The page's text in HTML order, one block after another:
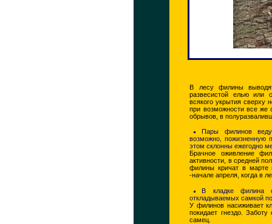
В лесу филины
развесистой елью или
всякого укрытия сверху
при возможности все же
обрывов, в
Пары филинов
возможно, пожизненную
этом склонны ежегодно
Брачное оживление
активности, в средней
филины кричат в марте
-начале апреля, когда в
В кладке филина
откладываемых самкой
У филинов насиживает
покидает гнездо.
самец.